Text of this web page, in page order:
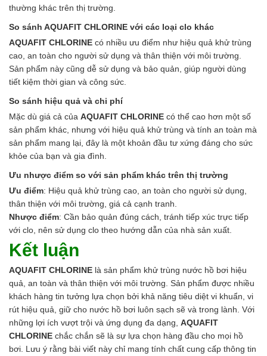
thường khác trên thị trường.
So sánh AQUAFIT CHLORINE với các loại clo khác
AQUAFIT CHLORINE có nhiều ưu điểm như hiệu quả khử trùng
cao, an toàn cho người sử dụng và thân thiện với môi trường.
Sản phẩm này cũng dễ sử dụng và bảo quản, giúp người dùng
tiết kiệm thời gian và công sức.
So sánh hiệu quả và chi phí
Mặc dù giá cả của AQUAFIT CHLORINE có thể cao hơn một số
sản phẩm khác, nhưng với hiệu quả khử trùng và tính an toàn mà
sản phẩm mang lại, đây là một khoản đầu tư xứng đáng cho sức
khỏe của bạn và gia đình.
Ưu nhược điểm so với sản phẩm khác trên thị trường
Ưu điểm: Hiệu quả khử trùng cao, an toàn cho người sử dụng,
thân thiện với môi trường, giá cả cạnh tranh.
Nhược điểm: Cần bảo quản đúng cách, tránh tiếp xúc trực tiếp
với clo, nên sử dụng clo theo hướng dẫn của nhà sản xuất.
Kết luận
AQUAFIT CHLORINE là sản phẩm khử trùng nước hồ bơi hiệu
quả, an toàn và thân thiện với môi trường. Sản phẩm được nhiều
khách hàng tin tưởng lựa chọn bởi khả năng tiêu diệt vi khuẩn, vi
rút hiệu quả, giữ cho nước hồ bơi luôn sạch sẽ và trong lành. Với
những lợi ích vượt trội và ứng dụng đa dạng, AQUAFIT
CHLORINE chắc chắn sẽ là sự lựa chọn hàng đầu cho mọi hồ
bơi. Lưu ý rằng bài viết này chỉ mang tính chất cung cấp thông tin